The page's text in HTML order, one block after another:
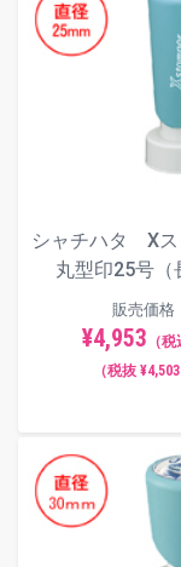
シャチハタ Xス
丸型印25号（
販売価格
¥4,953 （税
（税抜 ¥4,503